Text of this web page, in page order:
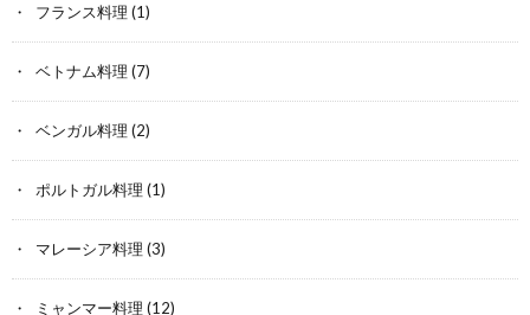
フランス料理 (1)
ベトナム料理 (7)
ベンガル料理 (2)
ポルトガル料理 (1)
マレーシア料理 (3)
ミャンマー料理 (12)